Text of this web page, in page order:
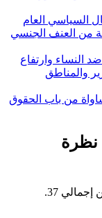
السياسي العام
من العنف الجنسي
النساء وارتفاع
والمناطق
بالمساواة من باب الحقوق